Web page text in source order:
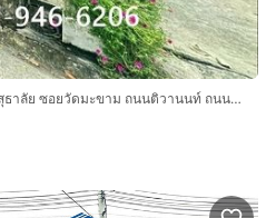
ทาวน์เฮ้าส์ 2 ชั้น 22 ตร.ว. หมู่บ้านสุธาลัย ซอยวัดมะขาม ถนนติวานนท์ ถนนบ้านกลาง เมืองปทุมธานี ปทุมธานี